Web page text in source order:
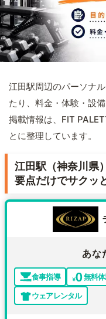
江田駅周辺のパーソナ
たり、料金・体験・設
掲載情報は、FIT
とに整理しています。
江田駅（神奈川県
要点だけでサクッ
あな
食事指導 無料
ウェアレンタル